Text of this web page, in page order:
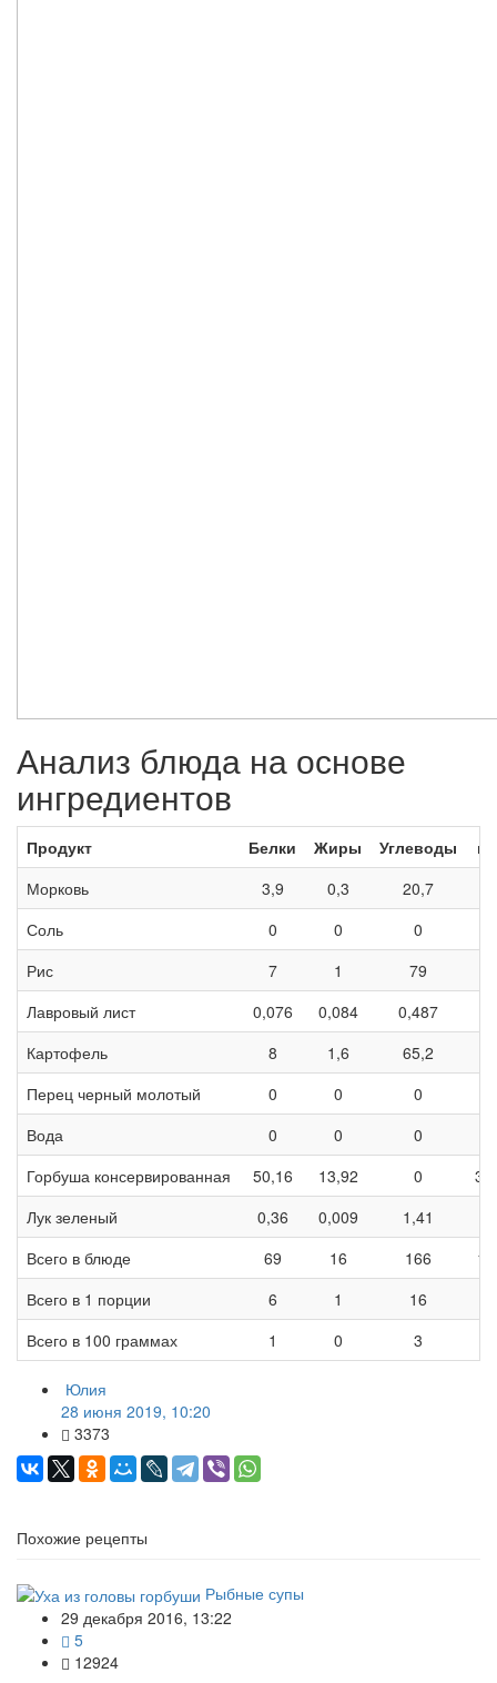
Анализ блюда на основе
ингредиентов
Продукт Белки Жиры Углеводы
Морковь
3,9 0,3 20,7
Соль
0 0 0
Рис
7 1 79
Лавровый лист
0,076 0,084 0,487
Картофель
8 1,6 65,2
Перец черный молотый
0 0 0
Вода
0 0 0
Горбуша консервированная
50,16 13,92 0
Лук зеленый
0,36 0,009 1,41
Всего в блюде
69 16 166
Всего в 1 порции
6 1 16
Всего в 100 граммах
1 0 3
Юлия
28 июня 2019, 10:20
3373
Похожие рецепты
Рыбные супы
29 декабря 2016, 13:22
5
12924